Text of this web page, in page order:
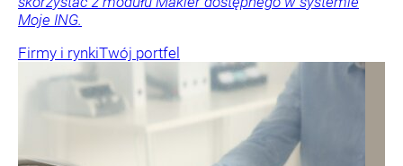
Moje ING.
Firmy i rynkiTwój portfel